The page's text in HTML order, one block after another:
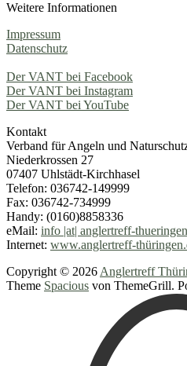
Weitere Informationen
Impressum
Datenschutz
Der VANT bei Facebook
Der VANT bei Instagram
Der VANT bei YouTube
Kontakt
Verband für Angeln und
Niederkrossen 27
07407 Uhlstädt-Kirchhasel
Telefon: 036742-149999
Fax: 036742-734999
Handy: (0160)8858336
eMail: info |at| anglertreff-
Internet: www.anglertreff-
Copyright © 2026 Anglertreff
Theme Spacious von ThemeGrill.